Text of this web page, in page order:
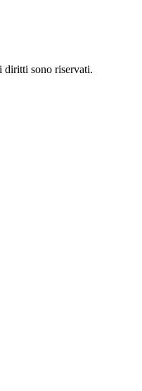
sono riservati.